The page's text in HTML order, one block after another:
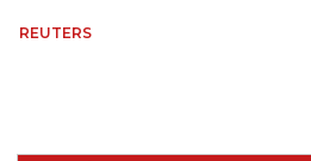
REUTERS